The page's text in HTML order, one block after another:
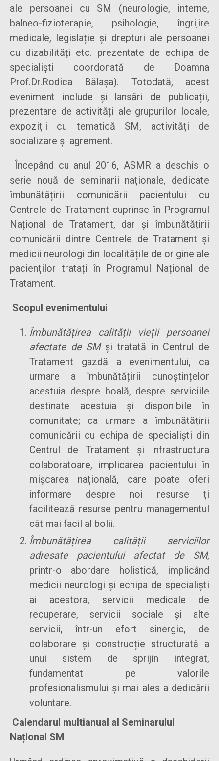
ale persoanei cu SM (neurologie, interne,
balneo-fizioterapie, psihologie, îngrijire
medicale, legislație și drepturi ale persoanei
cu dizabilități etc. prezentate de echipa de
specialiști coordonată de Doamna
Prof.Dr.Rodica Bălașa). Totodată, acest
eveniment include și lansări de publicații,
prezentare de activități ale grupurilor locale,
expoziții cu tematică SM, activități de
socializare și agrement.
Începând cu anul 2016, ASMR a deschis o
serie nouă de seminarii naționale, dedicate
îmbunătățirii comunicării pacientului cu
Centrele de Tratament cuprinse în Programul
Național de Tratament, dar și îmbunătățirii
comunicării dintre Centrele de Tratament și
medicii neurologi din localitățile de origine ale
pacienților tratați în Programul Național de
Tratament.
Scopul evenimentului
Îmbunătățirea calității vieții persoanei
afectate de SMși tratată în Centrul de
Tratament gazdă a evenimentului, ca
urmare a îmbunătățirii cunoștințelor
acestuia despre boală, despre serviciile
destinate acestuia și disponibile în
comunitate; ca urmare a îmbunătățirii
comunicării cu echipa de specialiști din
Centrul de Tratament și infrastructura
colaboratoare, implicarea pacientului în
mișcarea națională, care poate oferi
informare despre noi resurse ți
facilitează resurse pentru managementul
cât mai facil al bolii.
Îmbunătățirea calității serviciilor
adresate pacientului afectat de SM,
printr-o abordare holistică, implicând
medicii neurologi și echipa de specialiști
ai acestora, servicii medicale de
recuperare, servicii sociale și alte
servicii, într-un efort sinergic, de
colaborare și construcție structurată a
unui sistem de sprijin integrat,
fundamentat pe valorile
profesionalismului și mai ales a dedicării
voluntare.
Calendarul multianual al Seminarului
Național SM